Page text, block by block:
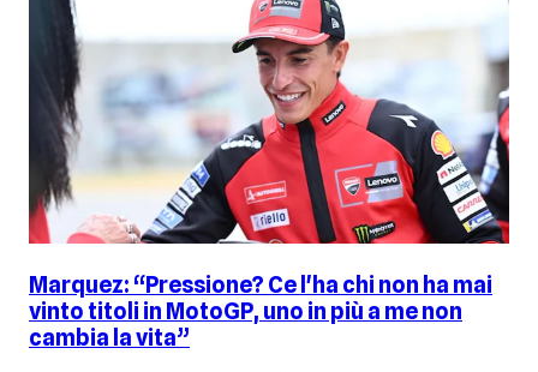
Marquez: “Pressione? Ce l'ha chi non ha mai
vinto titoli in MotoGP, uno in più a me non
cambia la vita”